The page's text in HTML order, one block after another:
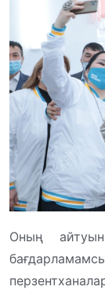
Оның